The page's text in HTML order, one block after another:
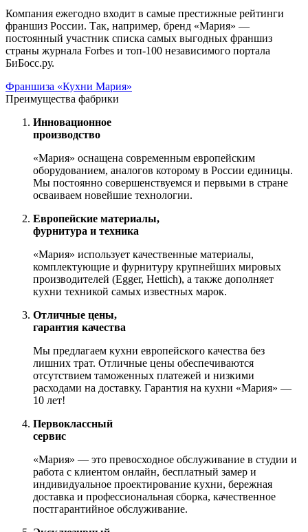
Компания ежегодно входит в самые престижные рейтинги
франшиз России. Так, например, бренд «Мария» —
постоянный участник списка самых выгодных франшиз
страны журнала Forbes и топ-100 независимого портала
БиБосс.ру.
Франшиза «Кухни Мария»
Преимущества фабрики
Инновационное
производство
«Мария» оснащена современным европейским
оборудованием, аналогов которому в России единицы.
Мы постоянно совершенствуемся и первыми в стране
осваиваем новейшие технологии.
Европейские материалы,
фурнитура и техника
«Мария» использует качественные материалы,
комплектующие и фурнитуру крупнейших мировых
производителей (Egger, Hettich), а также дополняет
кухни техникой самых известных марок.
Отличные цены,
гарантия качества
Мы предлагаем кухни европейского качества без
лишних трат. Отличные цены обеспечиваются
отсутствием таможенных платежей и низкими
расходами на доставку. Гарантия на кухни «Мария» —
10 лет!
Первоклассный
сервис
«Мария» — это превосходное обслуживание в студии и
работа с клиентом онлайн, бесплатный замер и
индивидуальное проектирование кухни, бережная
доставка и профессиональная сборка, качественное
постгарантийное обслуживание.